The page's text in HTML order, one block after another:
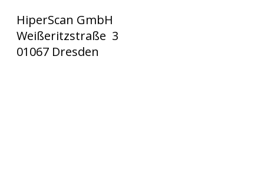
HiperScan GmbH
Weißeritzstraße  3
01067 Dresden